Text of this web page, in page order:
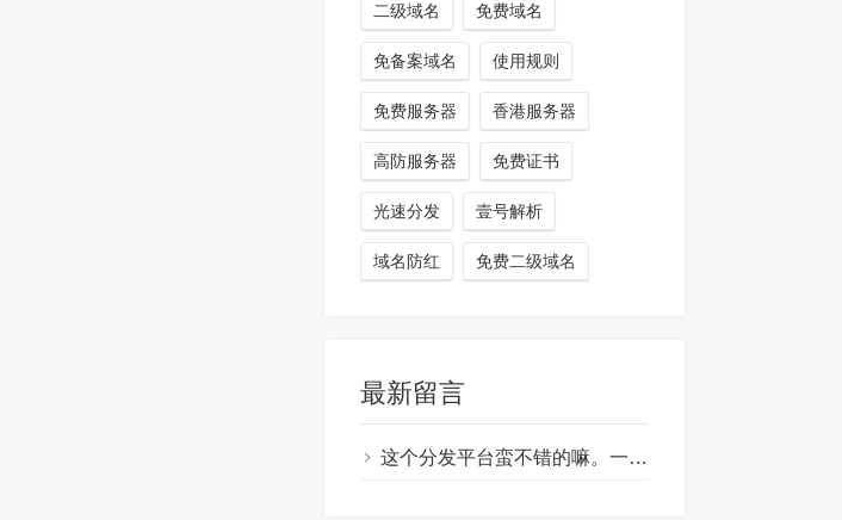
二级域名 免费域名
免备案域名 使用规则
免费服务器 香港服务器
高防服务器 免费证书
光速分发 壹号解析
域名防红 免费二级域名
最新留言
这个分发平台蛮不错的嘛。一个简单的快乐分发平台让你们开发出来这么强大的功能。很好使用。特别是海外域名让我运营业务的时候得心应手啊